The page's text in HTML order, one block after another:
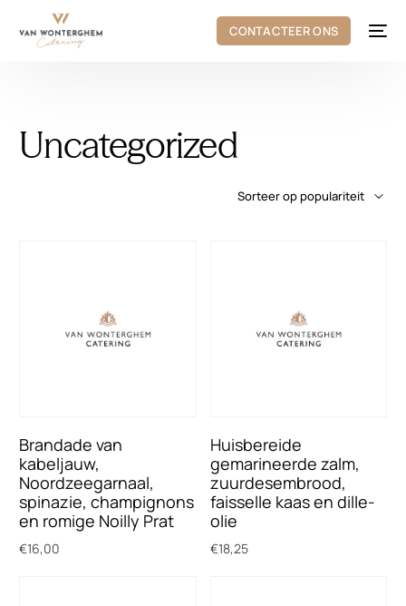
CONTACTEER ONS
Uncategorized
Brandade van
kabeljauw,
Noordzeegarnaal,
spinazie, champignons
en romige Noilly Prat
€16,00
Huisbereide
gemarineerde zalm,
zuurdesembrood,
faisselle kaas en dille-
olie
€18,25